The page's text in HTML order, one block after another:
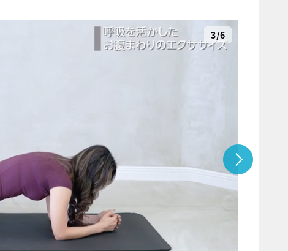
3/6
『アイ＝ラブ！げーみんぐ』＝LOV
E齋藤樹愛羅＆佐々木舞香SPインタ